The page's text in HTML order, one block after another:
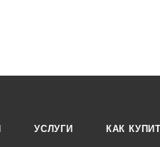
УСЛУГИ КАК